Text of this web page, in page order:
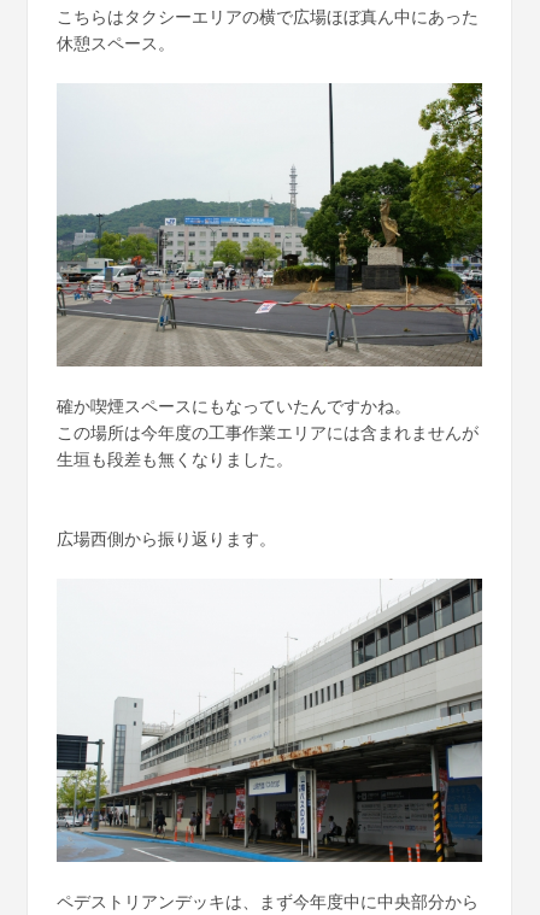
こちらはタクシーエリアの横で広場ほぼ真ん中にあった
休憩スペース。
確か喫煙スペースにもなっていたんですかね。
この場所は今年度の工事作業エリアには含まれませんが
生垣も段差も無くなりました。
広場西側から振り返ります。
ペデストリアンデッキは、まず今年度中に中央部分から